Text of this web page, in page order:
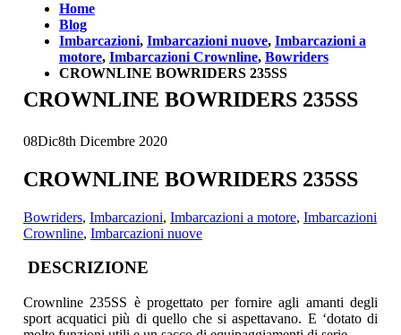
Home
Blog
Imbarcazioni, Imbarcazioni nuove, Imbarcazioni a
motore, Imbarcazioni Crownline, Bowriders
CROWNLINE BOWRIDERS 235SS
CROWNLINE BOWRIDERS 235SS
08Dic8th Dicembre 2020
CROWNLINE BOWRIDERS 235SS
Bowriders, Imbarcazioni, Imbarcazioni a motore, Imbarcazioni
Crownline, Imbarcazioni nuove
DESCRIZIONE
Crownline 235SS è progettato per fornire agli amanti degli
sport acquatici più di quello che si aspettavano. E ‘dotato di